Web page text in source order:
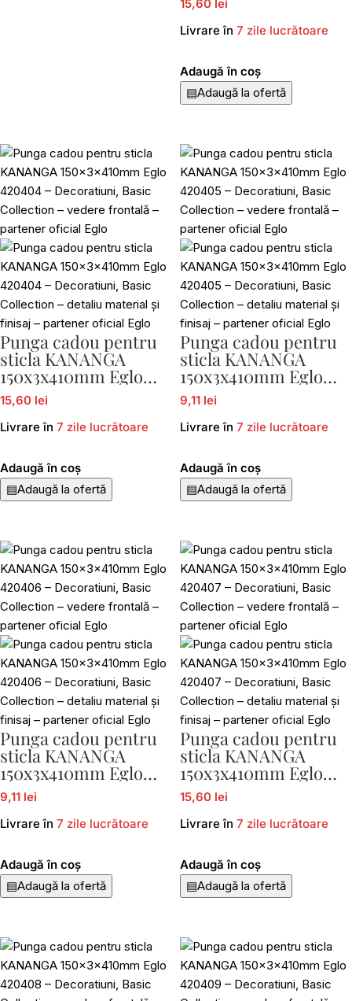
15,60 lei
Livrare în 7 zile lucrătoare
Adaugă în coș
▤Adaugă la ofertă
Punga cadou pentru
sticla KANANGA
150x3x410mm Eglo
420404
15,60 lei
Livrare în 7 zile lucrătoare
Adaugă în coș
▤Adaugă la ofertă
Punga cadou pentru
sticla KANANGA
150x3x410mm Eglo
420405
9,11 lei
Livrare în 7 zile lucrătoare
Adaugă în coș
▤Adaugă la ofertă
Punga cadou pentru
sticla KANANGA
150x3x410mm Eglo
420406
9,11 lei
Livrare în 7 zile lucrătoare
Adaugă în coș
▤Adaugă la ofertă
Punga cadou pentru
sticla KANANGA
150x3x410mm Eglo
420407
15,60 lei
Livrare în 7 zile lucrătoare
Adaugă în coș
▤Adaugă la ofertă